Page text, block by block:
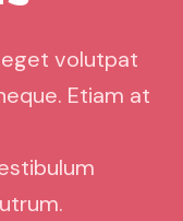
volutpat
Etiam at